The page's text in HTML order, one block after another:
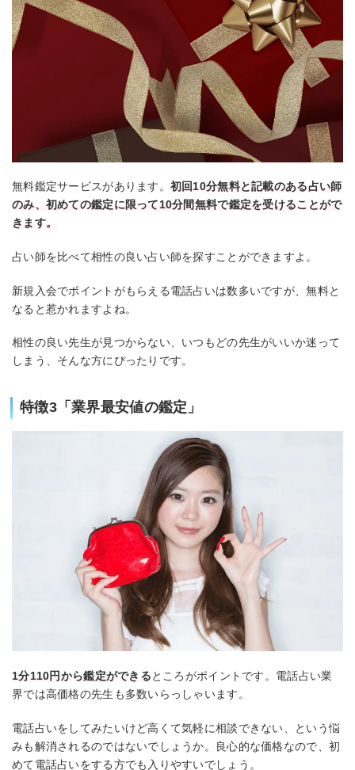
無料鑑定サービスがあります。 初回10分無料と記載のある占い師
のみ、初めての鑑定に限って10分間無料で鑑定を受けることがで
きます。
占い師を比べて相性の良い占い師を探すことができますよ。
新規入会でポイントがもらえる電話占いは数多いですが、無料と
なると惹かれますよね。
相性の良い先生が見つからない、いつもどの先生がいいか迷って
しまう、そんな方にぴったりです。
特徴3「業界最安値の鑑定」
1分110円から鑑定ができるところがポイントです。電話占い業
界では高価格の先生も多数いらっしゃいます。
電話占いをしてみたいけど高くて気軽に相談できない、という悩
みも解消されるのではないでしょうか。良心的な価格なので、初
めて電話占いをする方でも入りやすいでしょう。